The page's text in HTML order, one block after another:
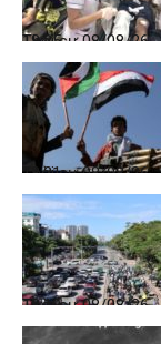
Thời sự
08/08/26, 18:25
Thời sự
08/08/26, 18:21
Thời sự
08/08/26, 18:19